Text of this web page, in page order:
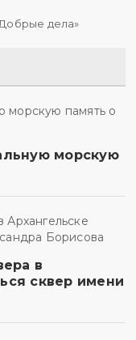
морскую
в
сквер имени